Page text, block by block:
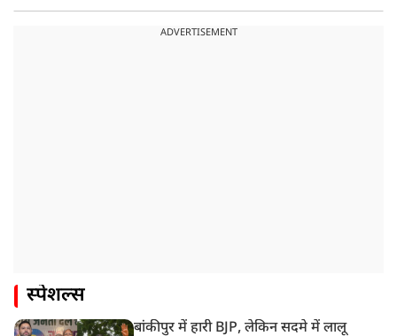
ADVERTISEMENT
स्पेशल्स
बांकीपुर में हारी BJP, लेकिन सदमे में लालू